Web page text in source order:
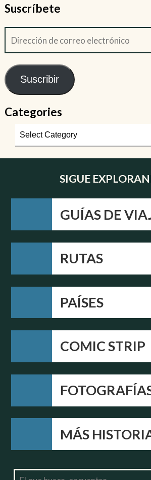
Suscríbete
Suscribir
Categories
SIGUE
GUÍAS DE
RUTAS
PAÍSES
COMIC STRIP
MÁS